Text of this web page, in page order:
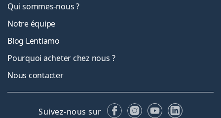
Qui sommes-nous ?
Notre équipe
Blog Lentiamo
Pourquoi acheter chez nous ?
Nous contacter
Suivez-nous sur FacebookInstagram
YouTubeLinkedIn